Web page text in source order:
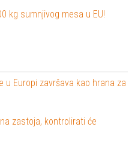
kg sumnjivog mesa u EU!
u Europi završava kao hrana za
zastoja, kontrolirati će